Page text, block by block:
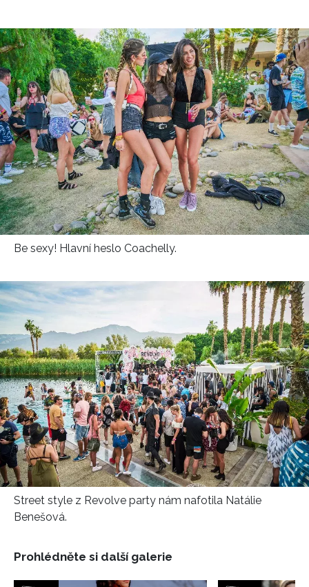
NEWSLETTER
ODESLAT
Přihlášením k newsletteru souhlasíte s
potvrzujete, že jste se seznámili se
Zásadami
ochrany soukromí - BurdaMedia Extra s.r.o. bude s
Vašimi údaji pracovat zejména k organizaci a
vyhodnocení akce a zasílání novinek.
Chcete navíc dostávat i další zajímavé a exkluzivní
informace od našich partnerů? Pokud souhlasíte se
zpracováním údajů k tomuto účelu podleZásad ochrany
soukromí BurdaMedia Extra s.r.o., zaškrtněte toto pole.
Be sexy! Hlavní heslo Coachelly.
Street style z Revolve party nám nafotila Natálie
Benešová.
Prohlédněte si další galerie